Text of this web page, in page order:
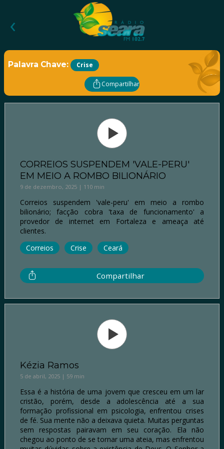
‹
Palavra Chave: Crise
Compartilhar
CORREIOS SUSPENDEM 'VALE-PERU'
EM MEIO A ROMBO BILIONÁRIO
9 de dezembro, 2025 | 110 min
Correios suspendem 'vale-peru' em meio a rombo
bilionário; facção cobra 'taxa de funcionamento' a
provedor de internet em Fortaleza e ameaça até
clientes.
Correios
Crise Ceará
Compartilhar
Kézia Ramos
5 de abril, 2025 | 59 min
Essa é a história de uma jovem que cresceu em um lar
cristão, porém, desde a adolescência até a sua
formação profissional em psicologia, enfrentou crises
de fé. Sua mente não a deixava quieta. Muitas perguntas
sem respostas pairavam em seu coração. Ela não
chegou ao ponto de se tornar uma ateia, mas enfrentou